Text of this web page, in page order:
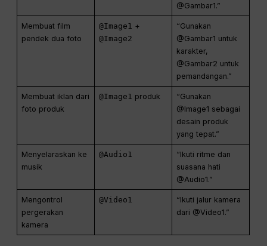
@Gambar1.”
Membuat film
pendek dua foto
@Image1 +
@Image2
“Gunakan
@Gambar1 untuk
karakter,
@Gambar2 untuk
pemandangan.”
Membuat iklan dari
foto produk
@Image1 produk
“Gunakan
@Image1 sebagai
desain produk
yang tepat.”
Menyelaraskan ke
musik
@Audio1
“Ikuti ritme dan
suasana hati
@Audio1.”
Mengontrol
pergerakan
kamera
@Video1
“Ikuti jalur kamera
dari @Video1.”